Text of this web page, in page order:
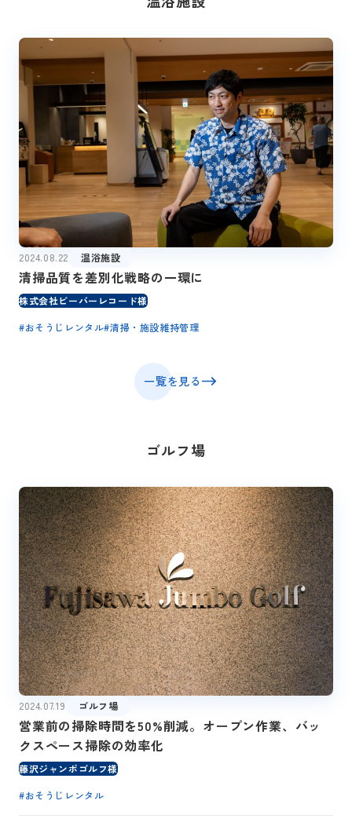
2024.08.22 温浴施設
清掃品質を差別化戦略の一環に
株式会社ビーバーレコード様
#おそうじレンタル#清掃・施設維持管理
一覧を見る
ゴルフ場
2024.07.19 ゴルフ場
営業前の掃除時間を50%削減。オープン作業、バッ
クスペース掃除の効率化
藤沢ジャンボゴルフ様
#おそうじレンタル